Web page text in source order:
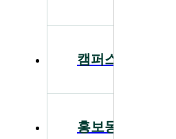
캠퍼스투어
홍보동영상